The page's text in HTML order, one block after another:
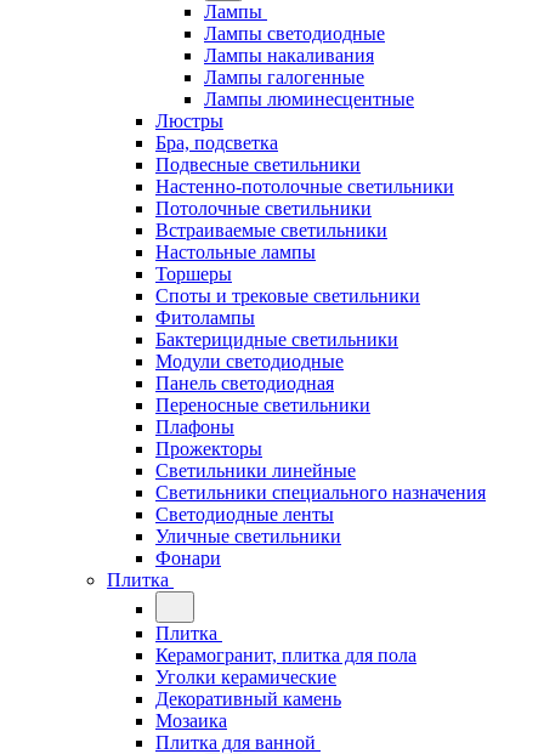
Лампы
Лампы светодиодные
Лампы накаливания
Лампы галогенные
Лампы люминесцентные
Люстры
Бра, подсветка
Подвесные светильники
Настенно-потолочные светильники
Потолочные светильники
Встраиваемые светильники
Настольные лампы
Торшеры
Споты и трековые светильники
Фитолампы
Бактерицидные светильники
Модули светодиодные
Панель светодиодная
Переносные светильники
Плафоны
Прожекторы
Светильники линейные
Светильники специального назначения
Светодиодные ленты
Уличные светильники
Фонари
Плитка
Плитка
Керамогранит, плитка для пола
Уголки керамические
Декоративный камень
Мозаика
Плитка для ванной